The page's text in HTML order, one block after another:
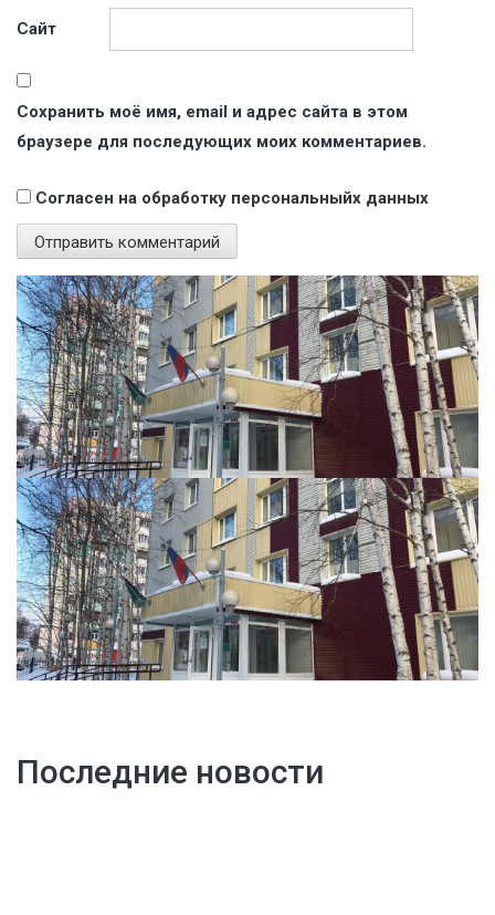
Сайт
Сохранить моё имя, email и адрес сайта в этом
браузере для последующих моих комментариев.
Согласен на обработку персональныйх данных
Последние новости